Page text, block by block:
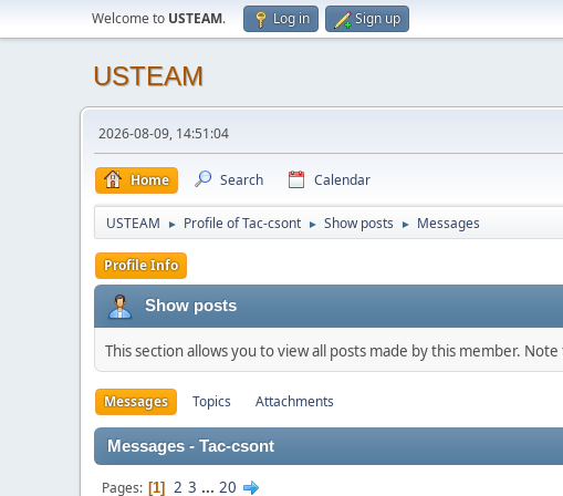
Welcome to USTEAM. Log in Sign up
USTEAM
2026-08-09, 14:51:04
Home Search Calendar
USTEAM ► Profile of Tac-csont ► Show posts ► Messages
Profile Info
Show posts
This section allows you to view all posts made by this member.
Messages Topics Attachments
Messages - Tac-csont
Pages 1 2 3 ... 20